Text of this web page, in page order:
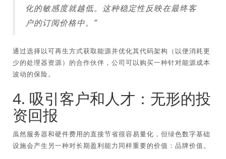
化的敏感度就越低。这种稳定性反映在最终客
户的订阅价格中。”
通过选择以可再生方式获取能源并优化其代码架构（以便消耗更
少的处理器资源）的合作伙伴，公司可以购买一种针对能源成本
波动的保险。
4. 吸引客户和人才：无形的投
资回报
虽然服务器和硬件费用的直接节省很容易量化，但绿色数字基础
设施会产生另一种对长期盈利能力同样重要的价值：品牌价值。